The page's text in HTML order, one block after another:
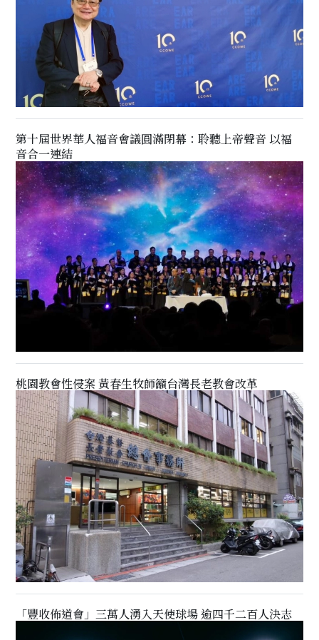
第十屆世界華人福音會議圓滿閉幕：聆聽上帝聲音 以福
音合一連結
桃園教會性侵案 黃春生牧師籲台灣長老教會改革
「豐收佈道會」三萬人湧入天使球場 逾四千二百人決志